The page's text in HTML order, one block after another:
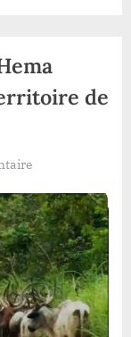
de
Uele:
Les
éleveurs
Hema
contraints
de
quitter